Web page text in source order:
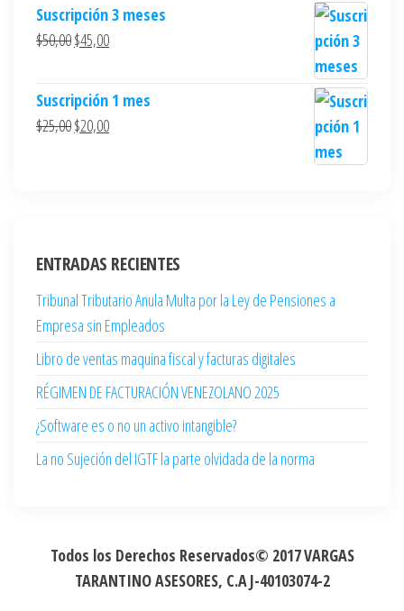
Suscripción 3 meses
$50,00$45,00
Suscripción 1 mes
$25,00$20,00
ENTRADAS RECIENTES
Tribunal Tributario Anula Multa por la Ley de Pensiones a
Empresa sin Empleados
Libro de ventas maquina fiscal y facturas digitales
RÉGIMEN DE FACTURACIÓN VENEZOLANO 2025
¿Software es o no un activo intangible?
La no Sujeción del IGTF la parte olvidada de la norma
Todos los Derechos Reservados© 2017VARGAS
TARANTINO ASESORES, C.AJ-40103074-2